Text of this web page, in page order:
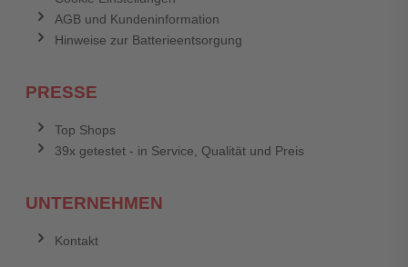
AGB und Kundeninformation
Hinweise zur Batterieentsorgung
PRESSE
Top Shops
39x getestet - in Service, Qualität und Preis
UNTERNEHMEN
Kontakt